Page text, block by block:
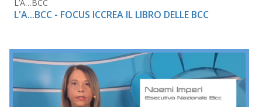
L’A…BCC
L'A...BCC - FOCUS ICCREA IL LIBRO DELLE BCC